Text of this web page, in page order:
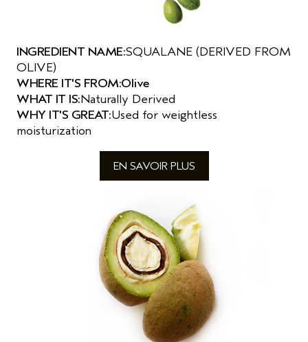
INGREDIENT NAME:SQUALANE (DERIVED FROM
OLIVE)
WHERE IT'S FROM:Olive
WHAT IT IS:Naturally Derived
WHY IT'S GREAT:Used for weightless
moisturization
EN SAVOIR PLUS